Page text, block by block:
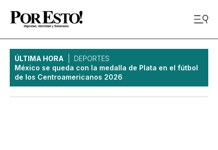
ÚLTIMA HORA
DEPORTES
México se queda con la medalla de Plata en el fútbol
de los Centroamericanos 2026